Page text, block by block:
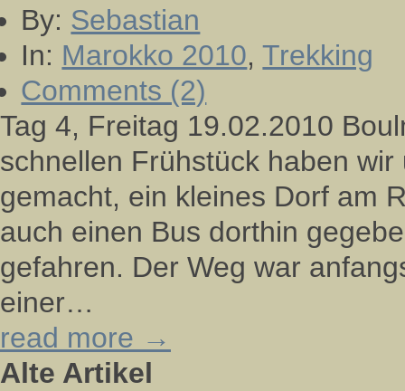
By: Sebastian
In: Marokko 2010,Trekking
Comments (2)
Tag 4, Freitag 19.02.2010
schnellen Frühstück haben
gemacht, ein kleines Dorf am
auch einen Bus dorthin
gefahren. Der Weg war
einer…
read more →
Alte Artikel